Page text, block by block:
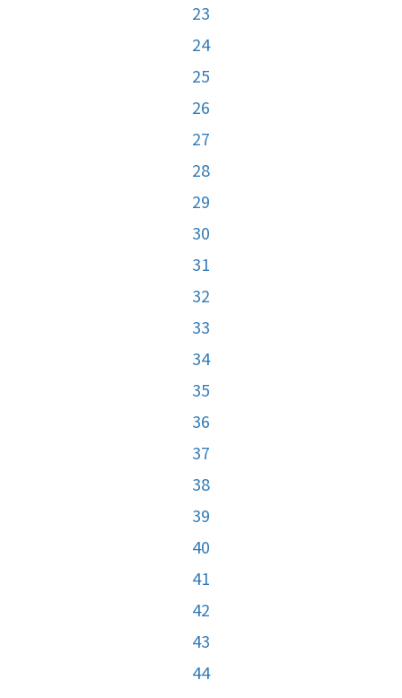
23
24
25
26
27
28
29
30
31
32
33
34
35
36
37
38
39
40
41
42
43
44